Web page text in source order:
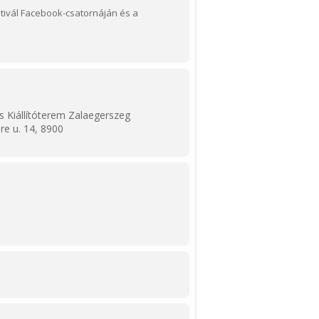
Facebook-csatornáján és a
Kiállítóterem Zalaegerszeg
u. 14, 8900